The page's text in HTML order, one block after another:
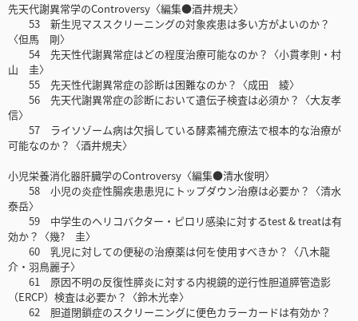
先天代謝異常学のControversy〈編集●酒井規夫〉
53 新生児マススクリーニングの対象疾患は多い方がよいのか？
〈但馬 剛〉
54 先天性代謝異常症はどの程度治療可能なのか？〈小貫孝則・村
山 圭〉
55 先天性代謝異常症の診断は困難なのか？〈成田 綾〉
56 先天代謝異常症の診断において遺伝子検査は必須か？〈大友孝
信〉
57 ライソゾーム病は欠損している酵素補充療法で根本的な治療が
可能なのか？〈酒井規夫〉
小児栄養消化器肝臓学のControversy〈編集●清水俊明〉
58 小児の炎症性腸疾患患児にトップダウン治療は必要か？〈清水
泰岳〉
59 中学生のヘリコバクター・ピロリ感染に対するtest & treatは有
効か？〈幾? 圭〉
60 乳児に対しての便秘の治療薬は何を使用すべきか？〈八木龍
介・羽鳥麗子〉
61 原因不明の反復性膵炎に対する内視鏡的逆行性胆道膵管造影
（ERCP）検査は必要か？〈鈴木光幸〉
62 胆道閉鎖症のスクリーニングに便色カラーカードは有効か？